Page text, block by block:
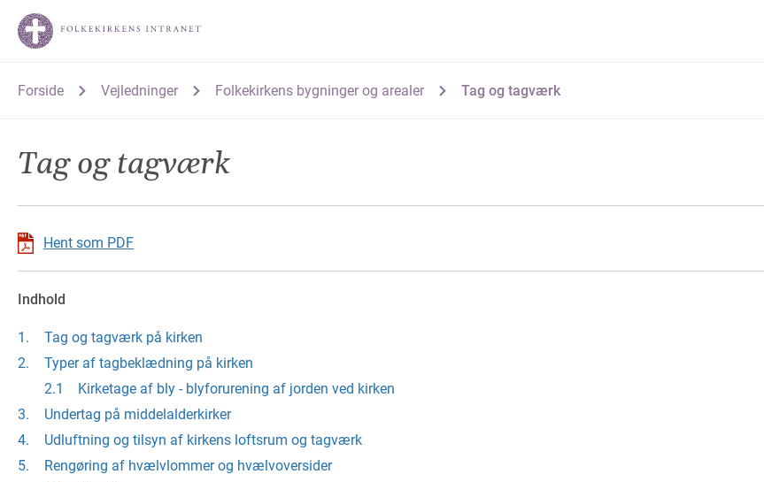
Forside Vejledninger Folkekirkens bygninger og arealer Tag og tagværk
Tag og tagværk
Hent som PDF
Indhold
Tag og tagværk på kirken
Typer af tagbeklædning på kirken
Kirketage af bly - blyforurening af jorden ved kirken
Undertag på middelalderkirker
Udluftning og tilsyn af kirkens loftsrum og tagværk
Rengøring af hvælvlommer og hvælvoversider